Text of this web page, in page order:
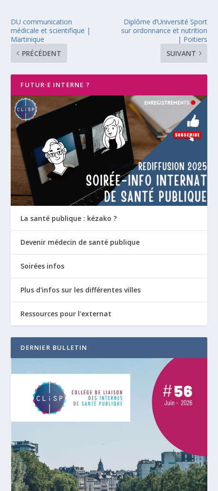
DU communication
médicale et scientifique |
Martinique
PRÉCÉDENT
Diplôme d’Université Sport
sur ordonnance et nutrition
| Poitiers
SUIVANT
FUTUR·E INTERNE ?
La santé publique : kézako ?
Devenir médecin de santé publique
Soirées infos
Plus d'infos sur les différentes villes
Ressources pour l'externat
DERNIER BULLETIN